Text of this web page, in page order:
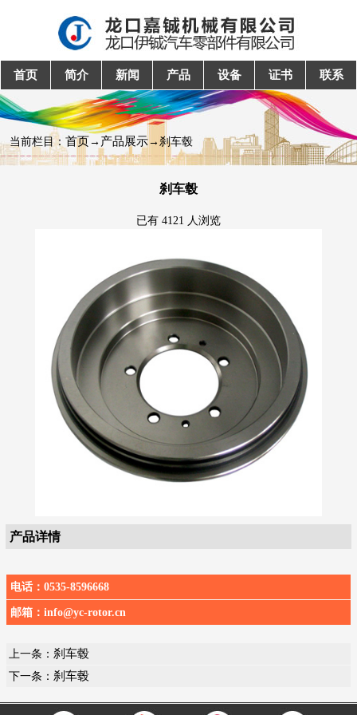
首页 简介 新闻 产品 设备 证书 联系
当前栏目： 首页→ 产品展示→刹车毂
刹车毂
已有 4121 人浏览
产品详情
电话： 0535-8596668
邮箱： info@yc-rotor.cn
上一条： 刹车毂
下一条： 刹车毂